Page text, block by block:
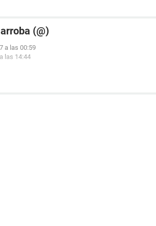
(@)
a las 00:59
las 14:44